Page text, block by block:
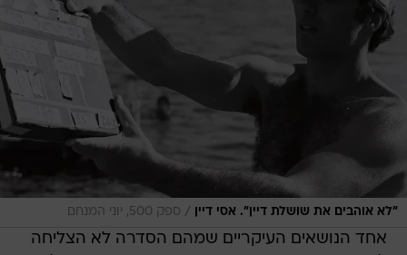
"לא אוהבים את שושלת דיין". אסי דיין / ספק 500, יוני המנחם
אחד הנושאים העיקריים שמהם הסדרה לא הצליחה